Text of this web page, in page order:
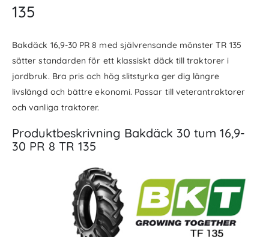
135
Bakdäck 16,9-30 PR 8 med självrensande mönster TR 135
sätter standarden för ett klassiskt däck till traktorer i
jordbruk. Bra pris och hög slitstyrka ger dig längre
livslängd och bättre ekonomi. Passar till veterantraktorer
och vanliga traktorer.
Produktbeskrivning Bakdäck 30 tum 16,9-
30 PR 8 TR 135